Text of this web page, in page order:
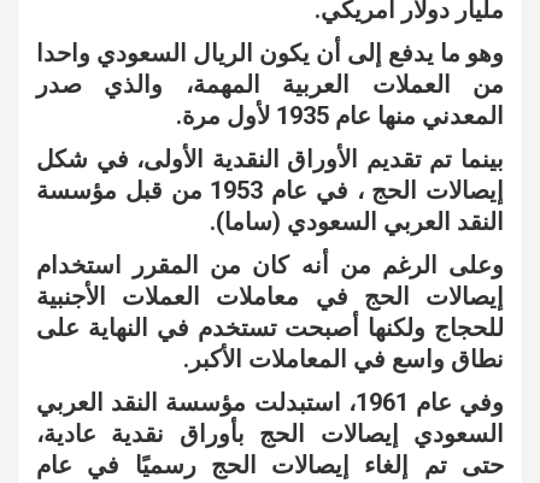
مليار دولار أمريكي.
وهو ما يدفع إلى أن يكون الريال السعودي واحدا
من العملات العربية المهمة، والذي صدر
المعدني منها عام 1935 لأول مرة.
بينما تم تقديم الأوراق النقدية الأولى، في شكل
إيصالات الحج ، في عام 1953 من قبل مؤسسة
النقد العربي السعودي (ساما).
وعلى الرغم من أنه كان من المقرر استخدام
إيصالات الحج في معاملات العملات الأجنبية
للحجاج ولكنها أصبحت تستخدم في النهاية على
نطاق واسع في المعاملات الأكبر.
وفي عام 1961، استبدلت مؤسسة النقد العربي
السعودي إيصالات الحج بأوراق نقدية عادية،
حتى تم إلغاء إيصالات الحج رسميًا في عام